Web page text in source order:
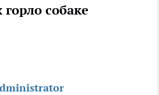
собаке